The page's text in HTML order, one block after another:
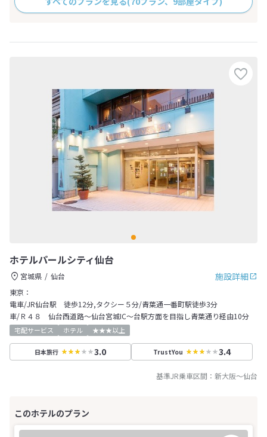
ホテルパールシティ仙台
施設詳細
宮城県
仙台
東京：
電車/JR仙台駅 徒歩12分,タクシー５分/青葉通一番町駅徒歩3分
車/Ｒ４８ 仙台西道路～仙台宮城IC～台駅方面を目指し青葉通り経由10分
宅配サービス ホテル ★★★以上
日本旅行 3.0 TrustYou 3.4
基準JR乗車区間： 新大阪～仙台